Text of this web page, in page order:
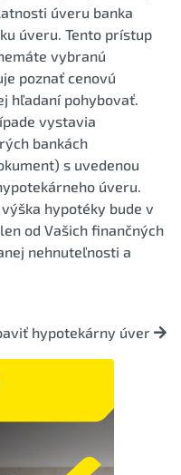
úveru banka
úveru. Tento prístup
vybranú
poznať cenovú
hľadaní pohybovať.
vystavia
bankách
s uvedenou
úveru.
hypotéky bude v
od Vašich finančných
nehnuteľnosti a
hypotekárny úver